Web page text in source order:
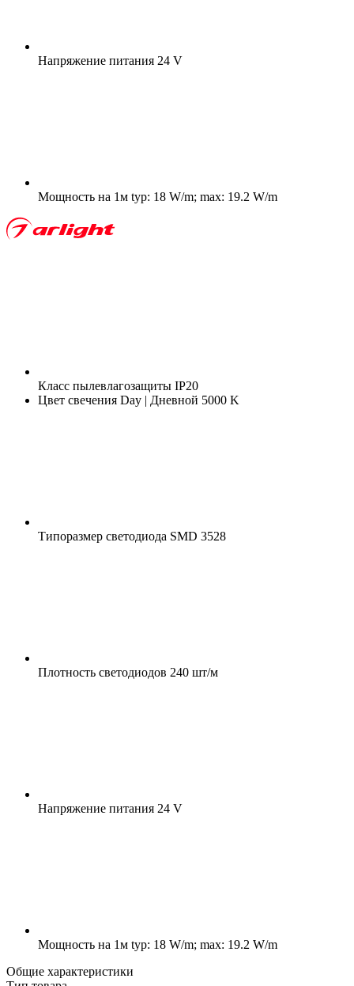
Напряжение питания 24 V
Мощность на 1м typ: 18 W/m; max: 19.2 W/m
Класс пылевлагозащиты IP20
Цвет свечения Day | Дневной 5000 K
Типоразмер светодиода SMD 3528
Плотность светодиодов 240 шт/м
Напряжение питания 24 V
Мощность на 1м typ: 18 W/m; max: 19.2 W/m
Общие характеристики